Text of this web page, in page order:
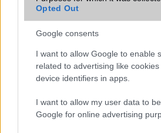
Opted Out
Google consents
I want to allow Google to enable
related to advertising like
device identifiers in apps.
I want to allow my user data to
Google for online advertising
Az olcsóbb S21-ek van, amiben
Már most jobban teljesít a Galaxy
5 dolog, amiben rosszabb lett a
További hírek